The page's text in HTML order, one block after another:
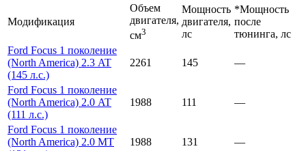
Модификация
Объем
двигателя,
см3
Мощность
двигателя,
лс
*Мощность
после
тюнинга, лс
Ford Focus 1 поколение
(North America) 2.3 AT
(145 л.с.)
2261 145 —
Ford Focus 1 поколение
(North America) 2.0 AT
(111 л.с.)
1988 111 —
Ford Focus 1 поколение
(North America) 2.0 MT
1988 131 —